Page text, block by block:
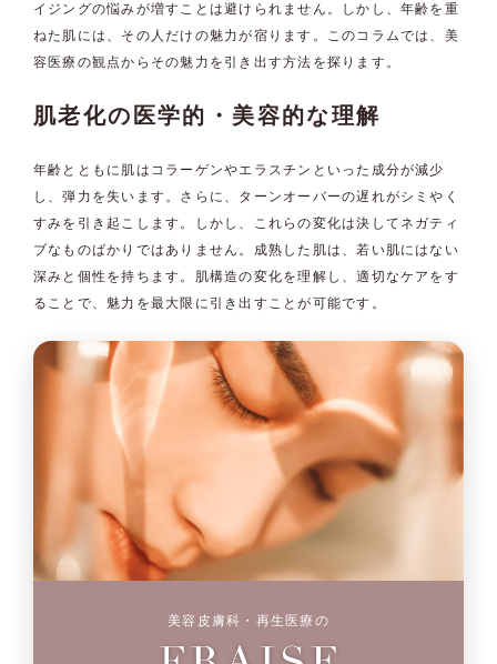
イジングの悩みが増すことは避けられません。しかし、年齢を重
ねた肌には、その人だけの魅力が宿ります。このコラムでは、美
容医療の観点からその魅力を引き出す方法を探ります。
肌老化の医学的・美容的な理解
年齢とともに肌はコラーゲンやエラスチンといった成分が減少
し、弾力を失います。さらに、ターンオーバーの遅れがシミやく
すみを引き起こします。しかし、これらの変化は決してネガティ
ブなものばかりではありません。成熟した肌は、若い肌にはない
深みと個性を持ちます。肌構造の変化を理解し、適切なケアをす
ることで、魅力を最大限に引き出すことが可能です。
美容皮膚科・再生医療の